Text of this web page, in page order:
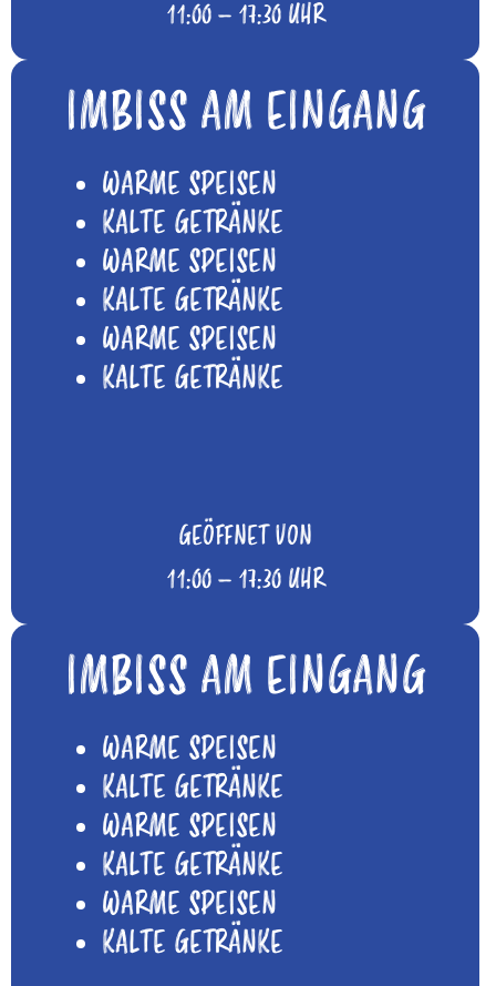
11:00 – 17:30 UHR
IMBISS AM EINGANG
WARME SPEISEN
KALTE GETRÄNKE
WARME SPEISEN
KALTE GETRÄNKE
WARME SPEISEN
KALTE GETRÄNKE
GEÖFFNET VON
11:00 – 17:30 UHR
IMBISS AM EINGANG
WARME SPEISEN
KALTE GETRÄNKE
WARME SPEISEN
KALTE GETRÄNKE
WARME SPEISEN
KALTE GETRÄNKE